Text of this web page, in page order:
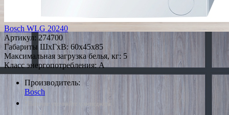
Bosch WLG 20240
Артикул: 274700
Габариты ШxГxВ: 60x45x85
Максимальная загрузка белья, кг: 5
Класс энергопотребления: A
Производитель:
Bosch
*Наличие уточняйте у менеджера